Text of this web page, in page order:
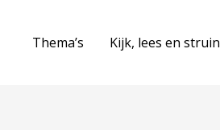
Thema’s Kijk, lees en struin